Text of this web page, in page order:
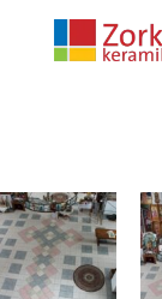
content